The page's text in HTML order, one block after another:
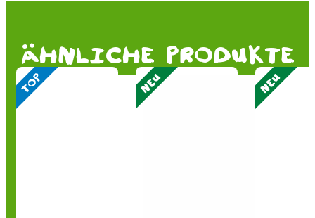
ähnliche produkte